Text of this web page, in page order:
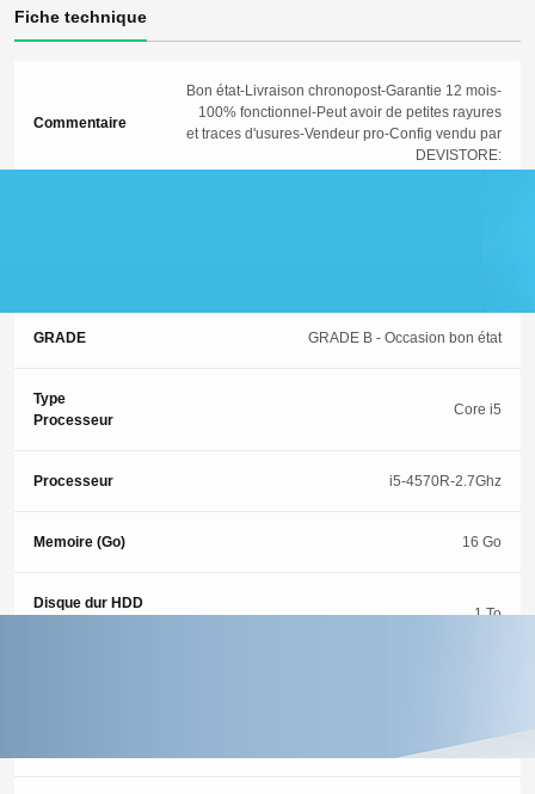
Fiche technique
Commentaire
Bon état-Livraison chronopost-Garantie 12 mois-
100% fonctionnel-Peut avoir de petites rayures
et traces d'usures-Vendeur pro-Config vendu par
DEVISTORE:
GRADE GRADE B - Occasion bon état
Type
Processeur
Core i5
Processeur i5-4570R-2.7Ghz
Memoire (Go) 16 Go
Disque dur HDD
1 To
Oui